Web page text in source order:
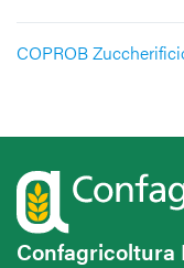
COPROB
Confagricoltura